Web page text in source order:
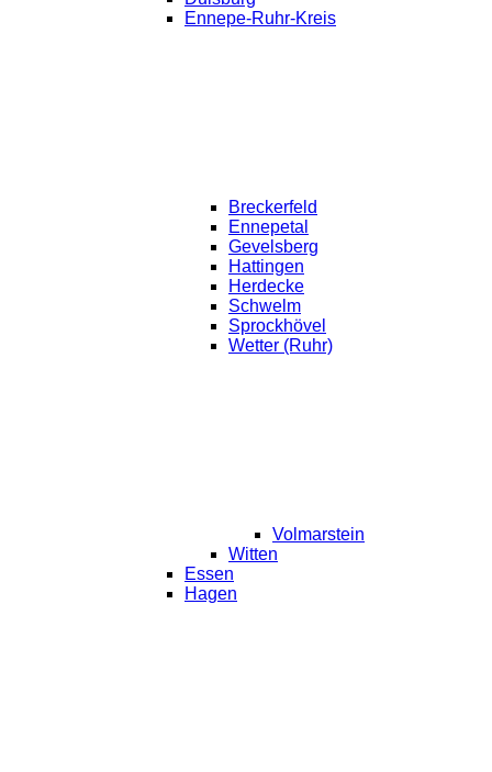
Ennepe-Ruhr-Kreis
Breckerfeld
Ennepetal
Gevelsberg
Hattingen
Herdecke
Schwelm
Sprockhövel
Wetter (Ruhr)
Volmarstein
Witten
Essen
Hagen